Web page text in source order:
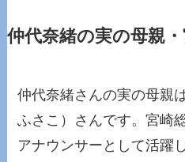
仲代奈緒の実の母親
仲代奈緒さんの実の母親
ふさこ）さんです。宮崎
アナウンサーとして活躍